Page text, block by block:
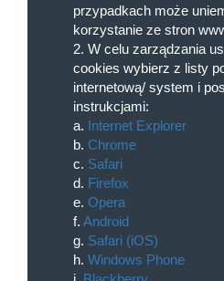
przypadkach może
korzystanie ze stron
2. W celu zarządzania
cookies wybierz z listy
internetową/ system i
instrukcjami:
a. Internet Explorer
b. Chrome
c. Safari
d. Firefox
e. Opera
f. Android
g. Safari (iOS)
h. Windows Phone